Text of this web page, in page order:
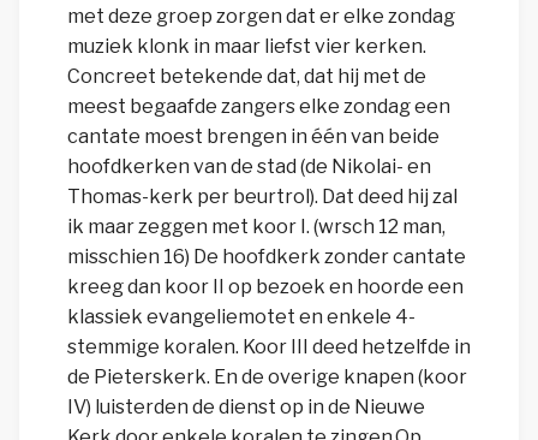
met deze groep zorgen dat er elke zondag
muziek klonk in maar liefst vier kerken.
Concreet betekende dat, dat hij met de
meest begaafde zangers elke zondag een
cantate moest brengen in één van beide
hoofdkerken van de stad (de Nikolai- en
Thomas-kerk per beurtrol). Dat deed hij zal
ik maar zeggen met koor I. (wrsch 12 man,
misschien 16) De hoofdkerk zonder cantate
kreeg dan koor II op bezoek en hoorde een
klassiek evangeliemotet en enkele 4-
stemmige koralen. Koor III deed hetzelfde in
de Pieterskerk. En de overige knapen (koor
IV) luisterden de dienst op in de Nieuwe